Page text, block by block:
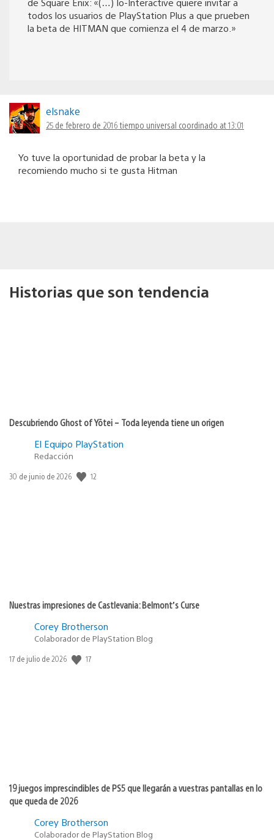
todos los usuarios de PlayStation Plus a que prueben
la beta de HITMAN que comienza el 4 de marzo.»
elsnake
25 de febrero de 2016 tiempo universal coordinado at 13:01
Yo tuve la oportunidad de probar la beta y la
recomiendo mucho si te gusta Hitman
Historias que son tendencia
Descubriendo Ghost of Yōtei – Toda leyenda tiene un origen
El Equipo PlayStation
Redacción
Fecha
30 de junio de 2026 12
Nuestras impresiones de Castlevania: Belmont’s Curse
Corey Brotherson
Colaborador de PlayStation Blog
Fecha
17 de julio de 2026 17
19 juegos imprescindibles de PS5 que llegarán a vuestras pantallas en lo
que queda de 2026
Corey Brotherson
Colaborador de PlayStation Blog